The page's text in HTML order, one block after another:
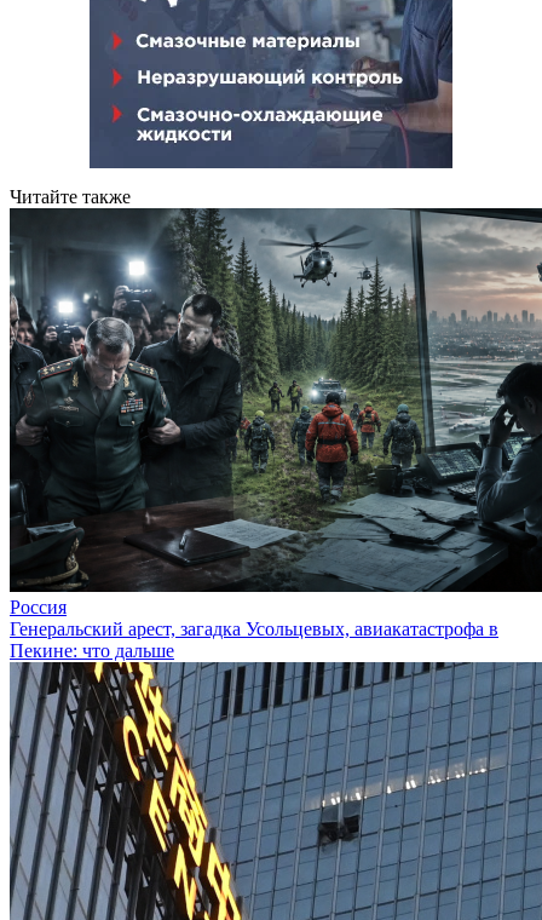
Читайте также
Россия
Генеральский арест, загадка Усольцевых, авиакатастрофа в
Пекине: что дальше